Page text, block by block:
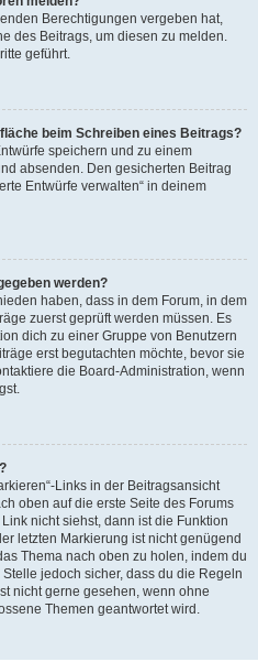
Berechtigungen vergeben hat,
des Beitrags, um diesen zu melden.
geführt.
beim Schreiben eines Beitrags?
speichern und zu einem
absenden. Den gesicherten Beitrag
Entwürfe verwalten“ in deinem
werden?
haben, dass in dem Forum, in dem
zuerst geprüft werden müssen. Es
dich zu einer Gruppe von Benutzern
erst begutachten möchte, bevor sie
die Board-Administration, wenn
Links in der Beitragsansicht
oben auf die erste Seite des Forums
nicht siehst, dann ist die Funktion
letzten Markierung ist nicht genügend
Thema nach oben zu holen, indem du
jedoch sicher, dass du die Regeln
nicht gerne gesehen, wenn ohne
Themen geantwortet wird.